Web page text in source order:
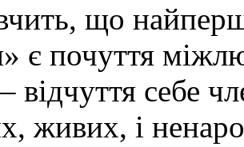
що
є почуття
відчуття себе
живих, і